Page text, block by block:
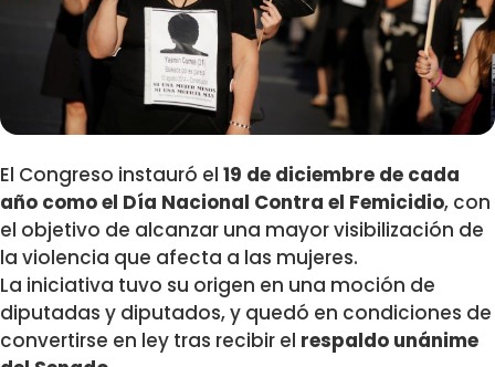
El Congreso instauró el 19 de diciembre de cada
año como el Día Nacional Contra el Femicidio, con
el objetivo de alcanzar una mayor visibilización de
la violencia que afecta a las mujeres.
La iniciativa tuvo su origen en una moción de
diputadas y diputados, y quedó en condiciones de
convertirse en ley tras recibir el respaldo unánime